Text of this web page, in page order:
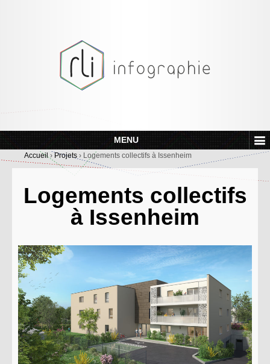
MENU
Accueil › Projets › Logements collectifs à Issenheim
Logements collectifs
à Issenheim